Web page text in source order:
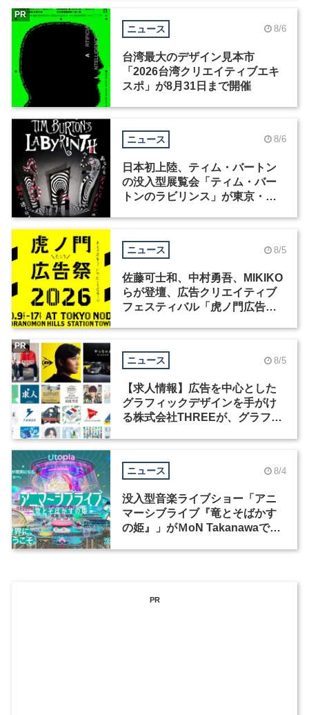
ニュース 8/6
台湾最大のデザイン見本市
「2026台湾クリエイティブエキ
スポ」が8月31日まで開催
PR
ニュース 8/6
日本初上陸、ティム・バートン
の没入型展覧会「ティム・バー
トンのラビリンス」が東京・豊
ニュース 8/5
佐藤可士和、中村勇吾、MIKIKO
らが登壇、広告クリエイティブ
フェスティバル「虎ノ門広告
ニュース 8/5
【求人情報】広告を中心とした
グラフィックデザインを手がけ
る株式会社THREEが、グラフィ
PR
ニュース 8/4
没入型音楽ライブショー「アニ
マーシブライブ『竜とそばかす
の姫』」がＭoN Takanawaで開
PR